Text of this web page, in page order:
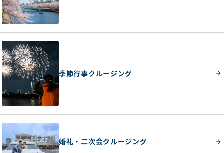
季節行事クルージング
婚礼・二次会クルージング